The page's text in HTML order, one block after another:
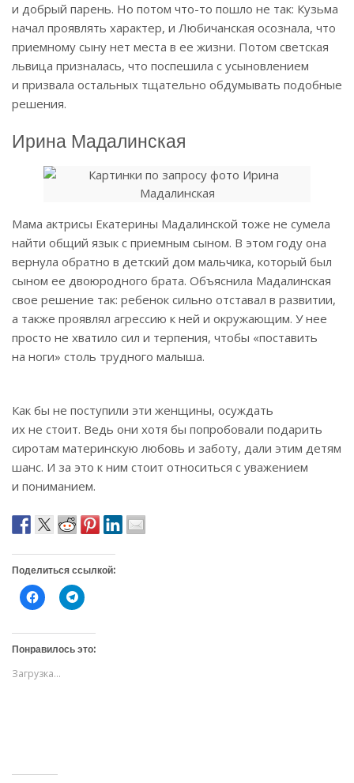
и добрый парень. Но потом что-то пошло не так: Кузьма
начал проявлять характер, и Любичанская осознала, что
приемному сыну нет места в ее жизни. Потом светская
львица призналась, что поспешила с усыновлением
и призвала остальных тщательно обдумывать подобные
решения.
Ирина Мадалинская
Мама актрисы Екатерины Мадалинской тоже не сумела
найти общий язык с приемным сыном. В этом году она
вернула обратно в детский дом мальчика, который был
сыном ее двоюродного брата. Объяснила Мадалинская
свое решение так: ребенок сильно отставал в развитии,
а также проявлял агрессию к ней и окружающим. У нее
просто не хватило сил и терпения, чтобы «поставить
на ноги» столь трудного малыша.
Как бы не поступили эти женщины, осуждать
их не стоит. Ведь они хотя бы попробовали подарить
сиротам материнскую любовь и заботу, дали этим детям
шанс. И за это к ним стоит относиться с уважением
и пониманием.
Поделиться ссылкой:
Н
а
и
т
е
ч
т
Н
а
и
т
е
Понравилось это:
Загрузка...